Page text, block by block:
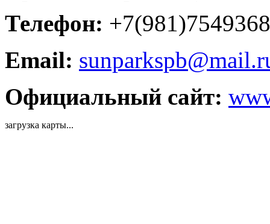
Телефон: +7(981)7549368
Email:
Официальный сайт:
загрузка карты...